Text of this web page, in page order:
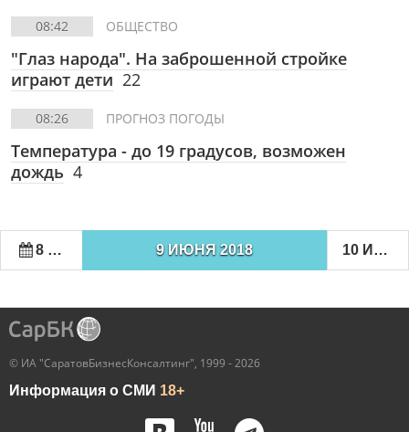
08:42 ОБЩЕСТВО
"Глаз народа". На заброшенной стройке
играют дети 22
08:26 ПРОГНОЗ ПОГОДЫ
Температура - до 19 градусов, возможен
дождь 4
8 ИЮНЯ 2018 9 ИЮНЯ 2018 10 ИЮНЯ 2018
© ИА "СаратовБизнесКонсалтинг", 1999 - 2026
Информация о СМИ 18+